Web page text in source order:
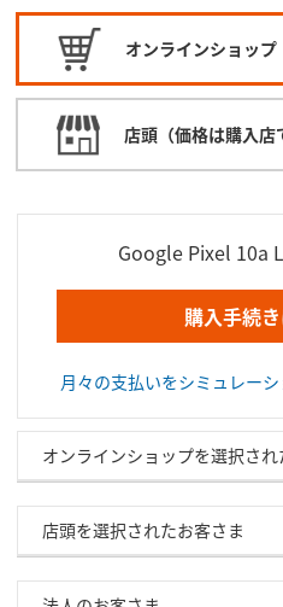
オンラインショップ
店頭（価格は購入店
Google Pixel 10a
購入手続
月々の支払いをシミュレー
オンラインショップを選択され
店頭を選択されたお客さま